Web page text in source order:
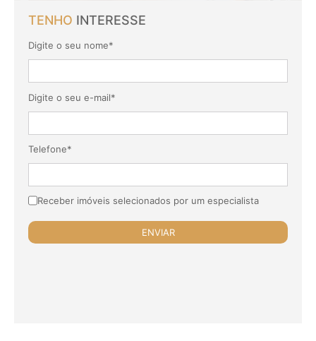
TENHO INTERESSE
Digite o seu nome*
Digite o seu e-mail*
Telefone*
Receber imóveis selecionados por um especialista